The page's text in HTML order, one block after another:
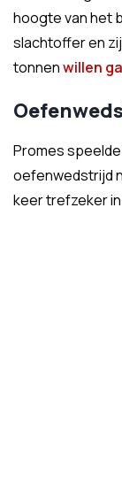
hoogte van het
slachtoffer en
tonnenwillen
Promes
oefenwedstrijd
keer trefzeker